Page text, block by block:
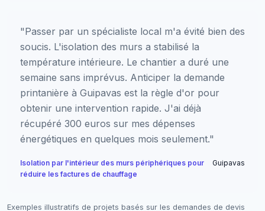
"Passer par un spécialiste local m'a évité bien des
soucis. L'isolation des murs a stabilisé la
température intérieure. Le chantier a duré une
semaine sans imprévus. Anticiper la demande
printanière à Guipavas est la règle d'or pour
obtenir une intervention rapide. J'ai déjà
récupéré 300 euros sur mes dépenses
énergétiques en quelques mois seulement."
Isolation par l'intérieur des murs périphériques pour
réduire les factures de chauffage
Guipavas
Exemples illustratifs de projets basés sur les demandes de devis